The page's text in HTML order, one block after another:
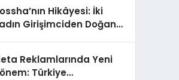
Hikâyesi: İki
Girişimciden Doğan
Reklamlarında Yeni
Türkiye